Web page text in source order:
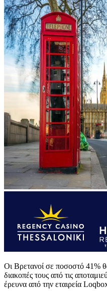
Οι Βρετανοί σε ποσοστό 41%
διακοπές τους από τις
έρευνα από την εταιρεία